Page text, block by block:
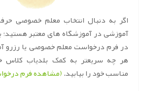
اگر به دنبال انتخاب معلم خصوصی
آموزشی در آموزشگاه های معتبر هستید؛
در فرم درخواست معلم خصوصی یا رزرو
هر چه سریعتر به کمک بلدیاب
مناسب خود را بیابید.(مشاهده فرم